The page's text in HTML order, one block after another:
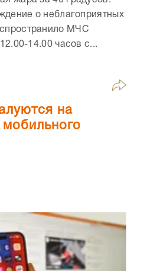
о неблагоприятных
МЧС
14.00 часов с...
на